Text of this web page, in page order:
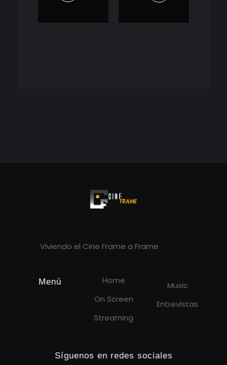
Viviendo el Cine Frame a Frame
Menú
Home
On Screen
Streaming
Music
Entrevistas
Síguenos en redes sociales